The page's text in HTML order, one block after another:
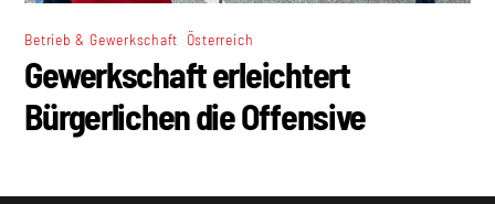
Betrieb & Gewerkschaft Österreich
Gewerkschaft erleichtert
Bürgerlichen die Offensive